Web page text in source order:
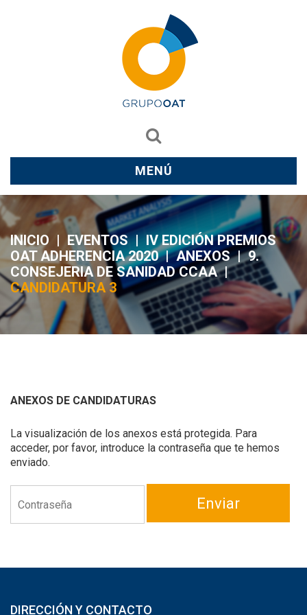
MENÚ
INICIO | EVENTOS | IV EDICIÓN PREMIOS
OAT ADHERENCIA 2020 | ANEXOS | 9.
CONSEJERIA DE SANIDAD CCAA |
CANDIDATURA 3
ANEXOS DE CANDIDATURAS
La visualización de los anexos está protegida. Para
acceder, por favor, introduce la contraseña que te hemos
enviado.
Enviar
DIRECCIÓN Y CONTACTO